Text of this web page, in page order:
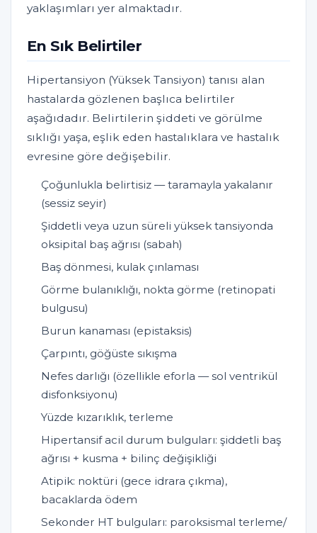
yaklaşımları yer almaktadır.
En Sık Belirtiler
Hipertansiyon (Yüksek Tansiyon) tanısı alan
hastalarda gözlenen başlıca belirtiler
aşağıdadır. Belirtilerin şiddeti ve görülme
sıklığı yaşa, eşlik eden hastalıklara ve hastalık
evresine göre değişebilir.
Çoğunlukla belirtisiz — taramayla yakalanır
(sessiz seyir)
Şiddetli veya uzun süreli yüksek tansiyonda
oksipital baş ağrısı (sabah)
Baş dönmesi, kulak çınlaması
Görme bulanıklığı, nokta görme (retinopati
bulgusu)
Burun kanaması (epistaksis)
Çarpıntı, göğüste sıkışma
Nefes darlığı (özellikle eforla — sol ventrikül
disfonksiyonu)
Yüzde kızarıklık, terleme
Hipertansif acil durum bulguları: şiddetli baş
ağrısı + kusma + bilinç değişikliği
Atipik: noktüri (gece idrara çıkma),
bacaklarda ödem
Sekonder HT bulguları: paroksismal terleme/